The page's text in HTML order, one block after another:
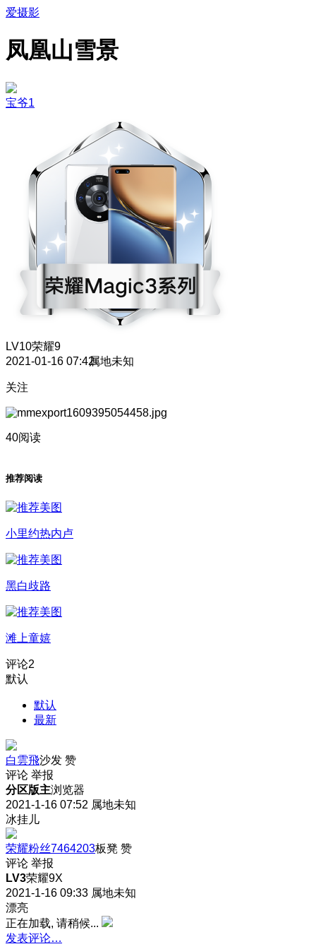
爱摄影
凤凰山雪景
宝爷1
LV10荣耀9
2021-01-16 07:42属地未知
关注
40阅读
推荐阅读
小里约热内卢
黑白歧路
滩上童嬉
评论2
默认
默认
最新
白雲飛沙发 赞
评论 举报
分区版主浏览器
2021-1-16 07:52 属地未知
冰挂儿
荣耀粉丝7464203板凳 赞
评论 举报
LV3荣耀9X
2021-1-16 09:33 属地未知
漂亮
正在加载, 请稍候...
发表评论…